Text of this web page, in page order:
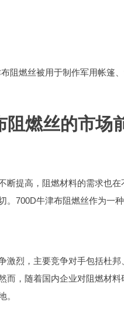
阻燃丝被用于制作军用帐篷
阻燃丝的市场
断提高，阻燃材料的需求也
。700D牛津布阻燃丝作为一
激烈，主要竞争对手包括杜
而，随着国内企业对阻燃材
。